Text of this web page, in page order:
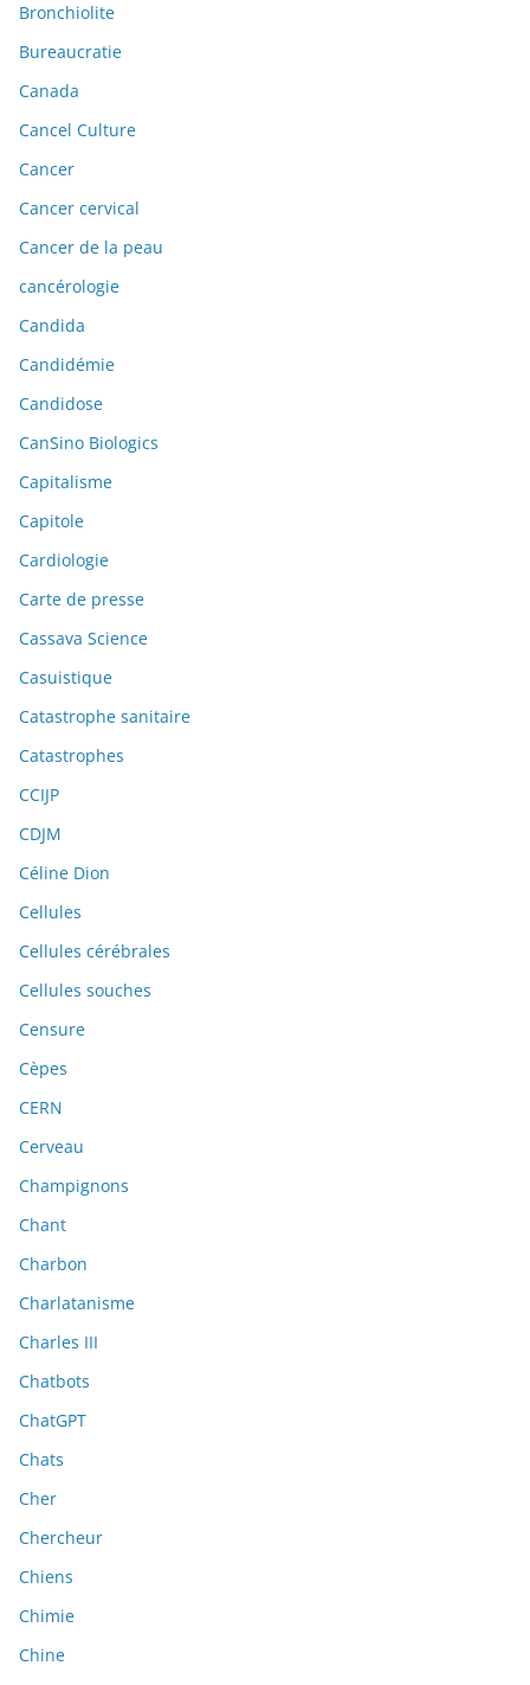
Bronchiolite
Bureaucratie
Canada
Cancel Culture
Cancer
Cancer cervical
Cancer de la peau
cancérologie
Candida
Candidémie
Candidose
CanSino Biologics
Capitalisme
Capitole
Cardiologie
Carte de presse
Cassava Science
Casuistique
Catastrophe sanitaire
Catastrophes
CCIJP
CDJM
Céline Dion
Cellules
Cellules cérébrales
Cellules souches
Censure
Cèpes
CERN
Cerveau
Champignons
Chant
Charbon
Charlatanisme
Charles III
Chatbots
ChatGPT
Chats
Cher
Chercheur
Chiens
Chimie
Chine